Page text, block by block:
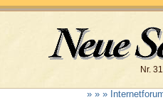
Nr.
» » »